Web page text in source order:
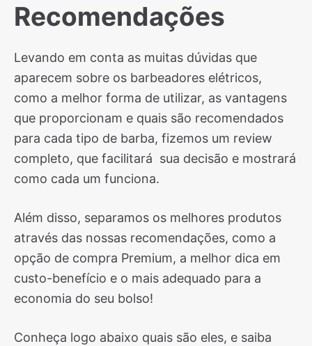
Recomendações
Levando em conta as muitas dúvidas que
aparecem sobre os barbeadores elétricos,
como a melhor forma de utilizar, as vantagens
que proporcionam e quais são recomendados
para cada tipo de barba, fizemos um review
completo, que facilitará sua decisão e mostrará
como cada um funciona.
Além disso, separamos os melhores produtos
através das nossas recomendações, como a
opção de compra Premium, a melhor dica em
custo-benefício e o mais adequado para a
economia do seu bolso!
Conheça logo abaixo quais são eles, e saiba